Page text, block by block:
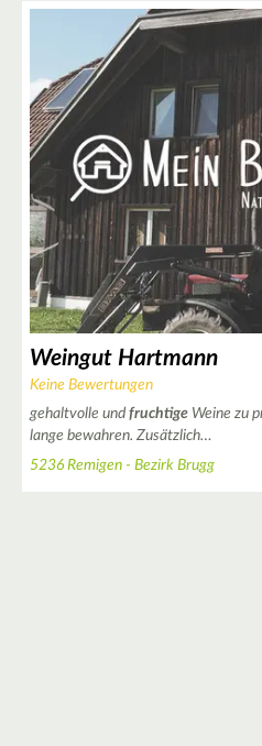
Weingut Hartmann
Keine Bewertungen
gehaltvolle und fruchtige Weine zu
lange bewahren. Zusätzlich…
5236 Remigen - Bezirk Brugg
2